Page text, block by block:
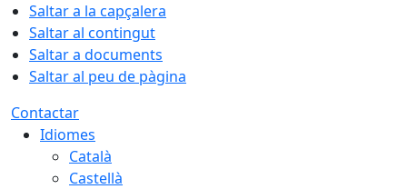
Saltar a la capçalera
Saltar al contingut
Saltar a documents
Saltar al peu de pàgina
Contactar
Idiomes
Català
Castellà